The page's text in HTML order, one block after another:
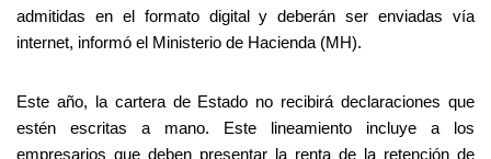
admitidas en el formato digital y deberán ser enviadas vía
internet, informó el Ministerio de Hacienda (MH).
Este año, la cartera de Estado no recibirá declaraciones que
estén escritas a mano. Este lineamiento incluye a los
empresarios que deben presentar la renta de la retención de